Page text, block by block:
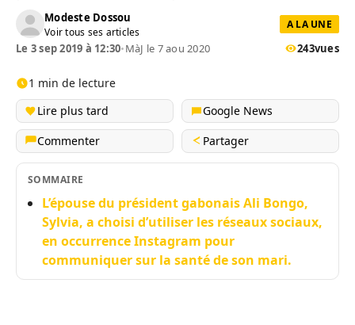
Modeste Dossou
Voir tous ses articles
A LA UNE
Le 3 sep 2019 à 12:30•MàJ le 7 aou 2020 243vues
1 min de lecture
Lire plus tard
Google News
Commenter
Partager
SOMMAIRE
L’épouse du président gabonais Ali Bongo,
Sylvia, a choisi d’utiliser les réseaux sociaux,
en occurrence Instagram pour
communiquer sur la santé de son mari.